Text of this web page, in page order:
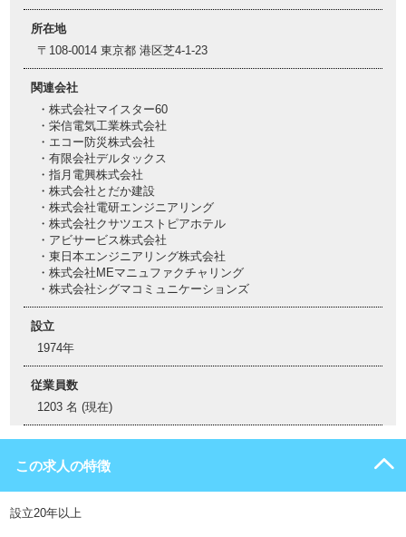
所在地
〒108-0014 東京都 港区芝4-1-23
関連会社
・株式会社マイスター60
・栄信電気工業株式会社
・エコー防災株式会社
・有限会社デルタックス
・指月電興株式会社
・株式会社とだか建設
・株式会社電研エンジニアリング
・株式会社クサツエストピアホテル
・アビサービス株式会社
・東日本エンジニアリング株式会社
・株式会社MEマニュファクチャリング
・株式会社シグマコミュニケーションズ
設立
1974年
従業員数
1203 名 (現在)
この求人の特徴
設立20年以上